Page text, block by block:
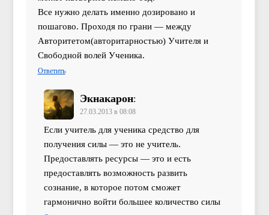
Все нужно делать именно дозировано и
пошагово. Проходя по грани — между
Авторитетом(авторитарностью) Учителя и
Свободной волей Ученика.
Ответить
Экнакарон:
27.03.2013 в 08:08
Если учитель для ученика средство для
получения силы — это не учитель.
Предоставлять ресурсы — это и есть
предоставлять возможность развить
сознание, в которое потом сможет
гармонично войти большее количество силы